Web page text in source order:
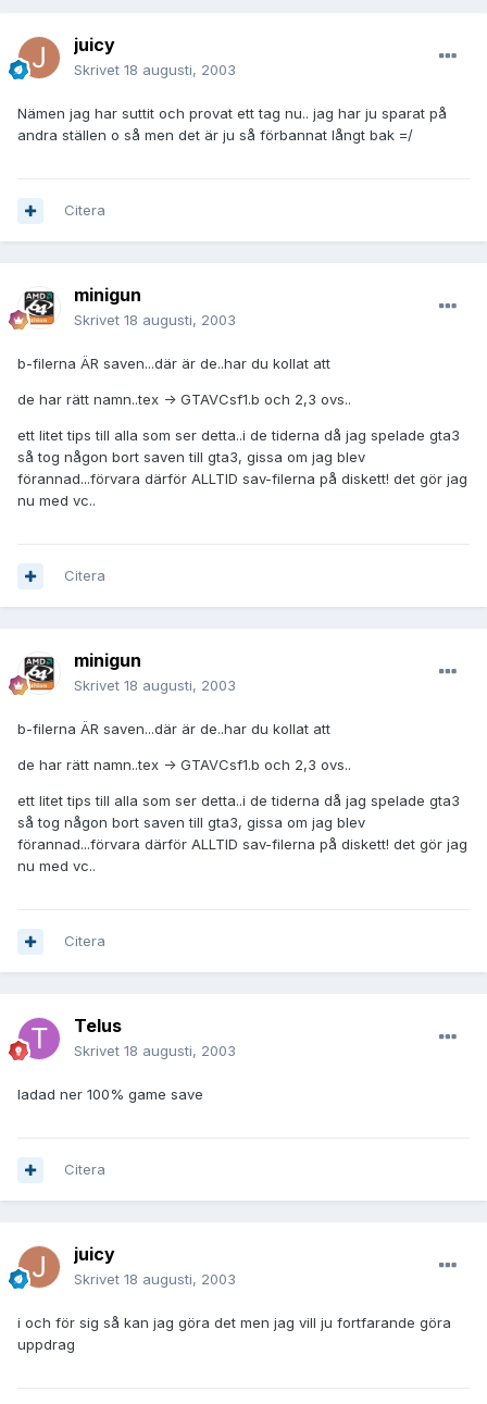
juicy
Skrivet 18 augusti, 2003
Nämen jag har suttit och provat ett tag nu.. jag har ju sparat på
andra ställen o så men det är ju så förbannat långt bak =/
Citera
minigun
Skrivet 18 augusti, 2003
b-filerna ÄR saven...där är de..har du kollat att
de har rätt namn..tex -> GTAVCsf1.b och 2,3 ovs..
ett litet tips till alla som ser detta..i de tiderna då jag spelade gta3
så tog någon bort saven till gta3, gissa om jag blev
förannad...förvara därför ALLTID sav-filerna på diskett! det gör jag
nu med vc..
Citera
minigun
Skrivet 18 augusti, 2003
b-filerna ÄR saven...där är de..har du kollat att
de har rätt namn..tex -> GTAVCsf1.b och 2,3 ovs..
ett litet tips till alla som ser detta..i de tiderna då jag spelade gta3
så tog någon bort saven till gta3, gissa om jag blev
förannad...förvara därför ALLTID sav-filerna på diskett! det gör jag
nu med vc..
Citera
Telus
Skrivet 18 augusti, 2003
ladad ner 100% game save
Citera
juicy
Skrivet 18 augusti, 2003
i och för sig så kan jag göra det men jag vill ju fortfarande göra
uppdrag